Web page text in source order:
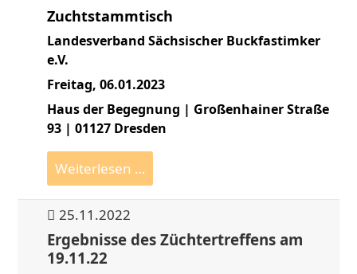
2033"
Zuchtstammtisch
Landesverband Sächsischer Buckfastimker
e.V.
Freitag, 06.01.2023
Haus der Begegnung | Großenhainer Straße
93 | 01127 Dresden
Weiterlesen …
des
Zuchtstammtisches
06.01.2023
25.11.2022
Ergebnisse des Züchtertreffens am
19.11.22